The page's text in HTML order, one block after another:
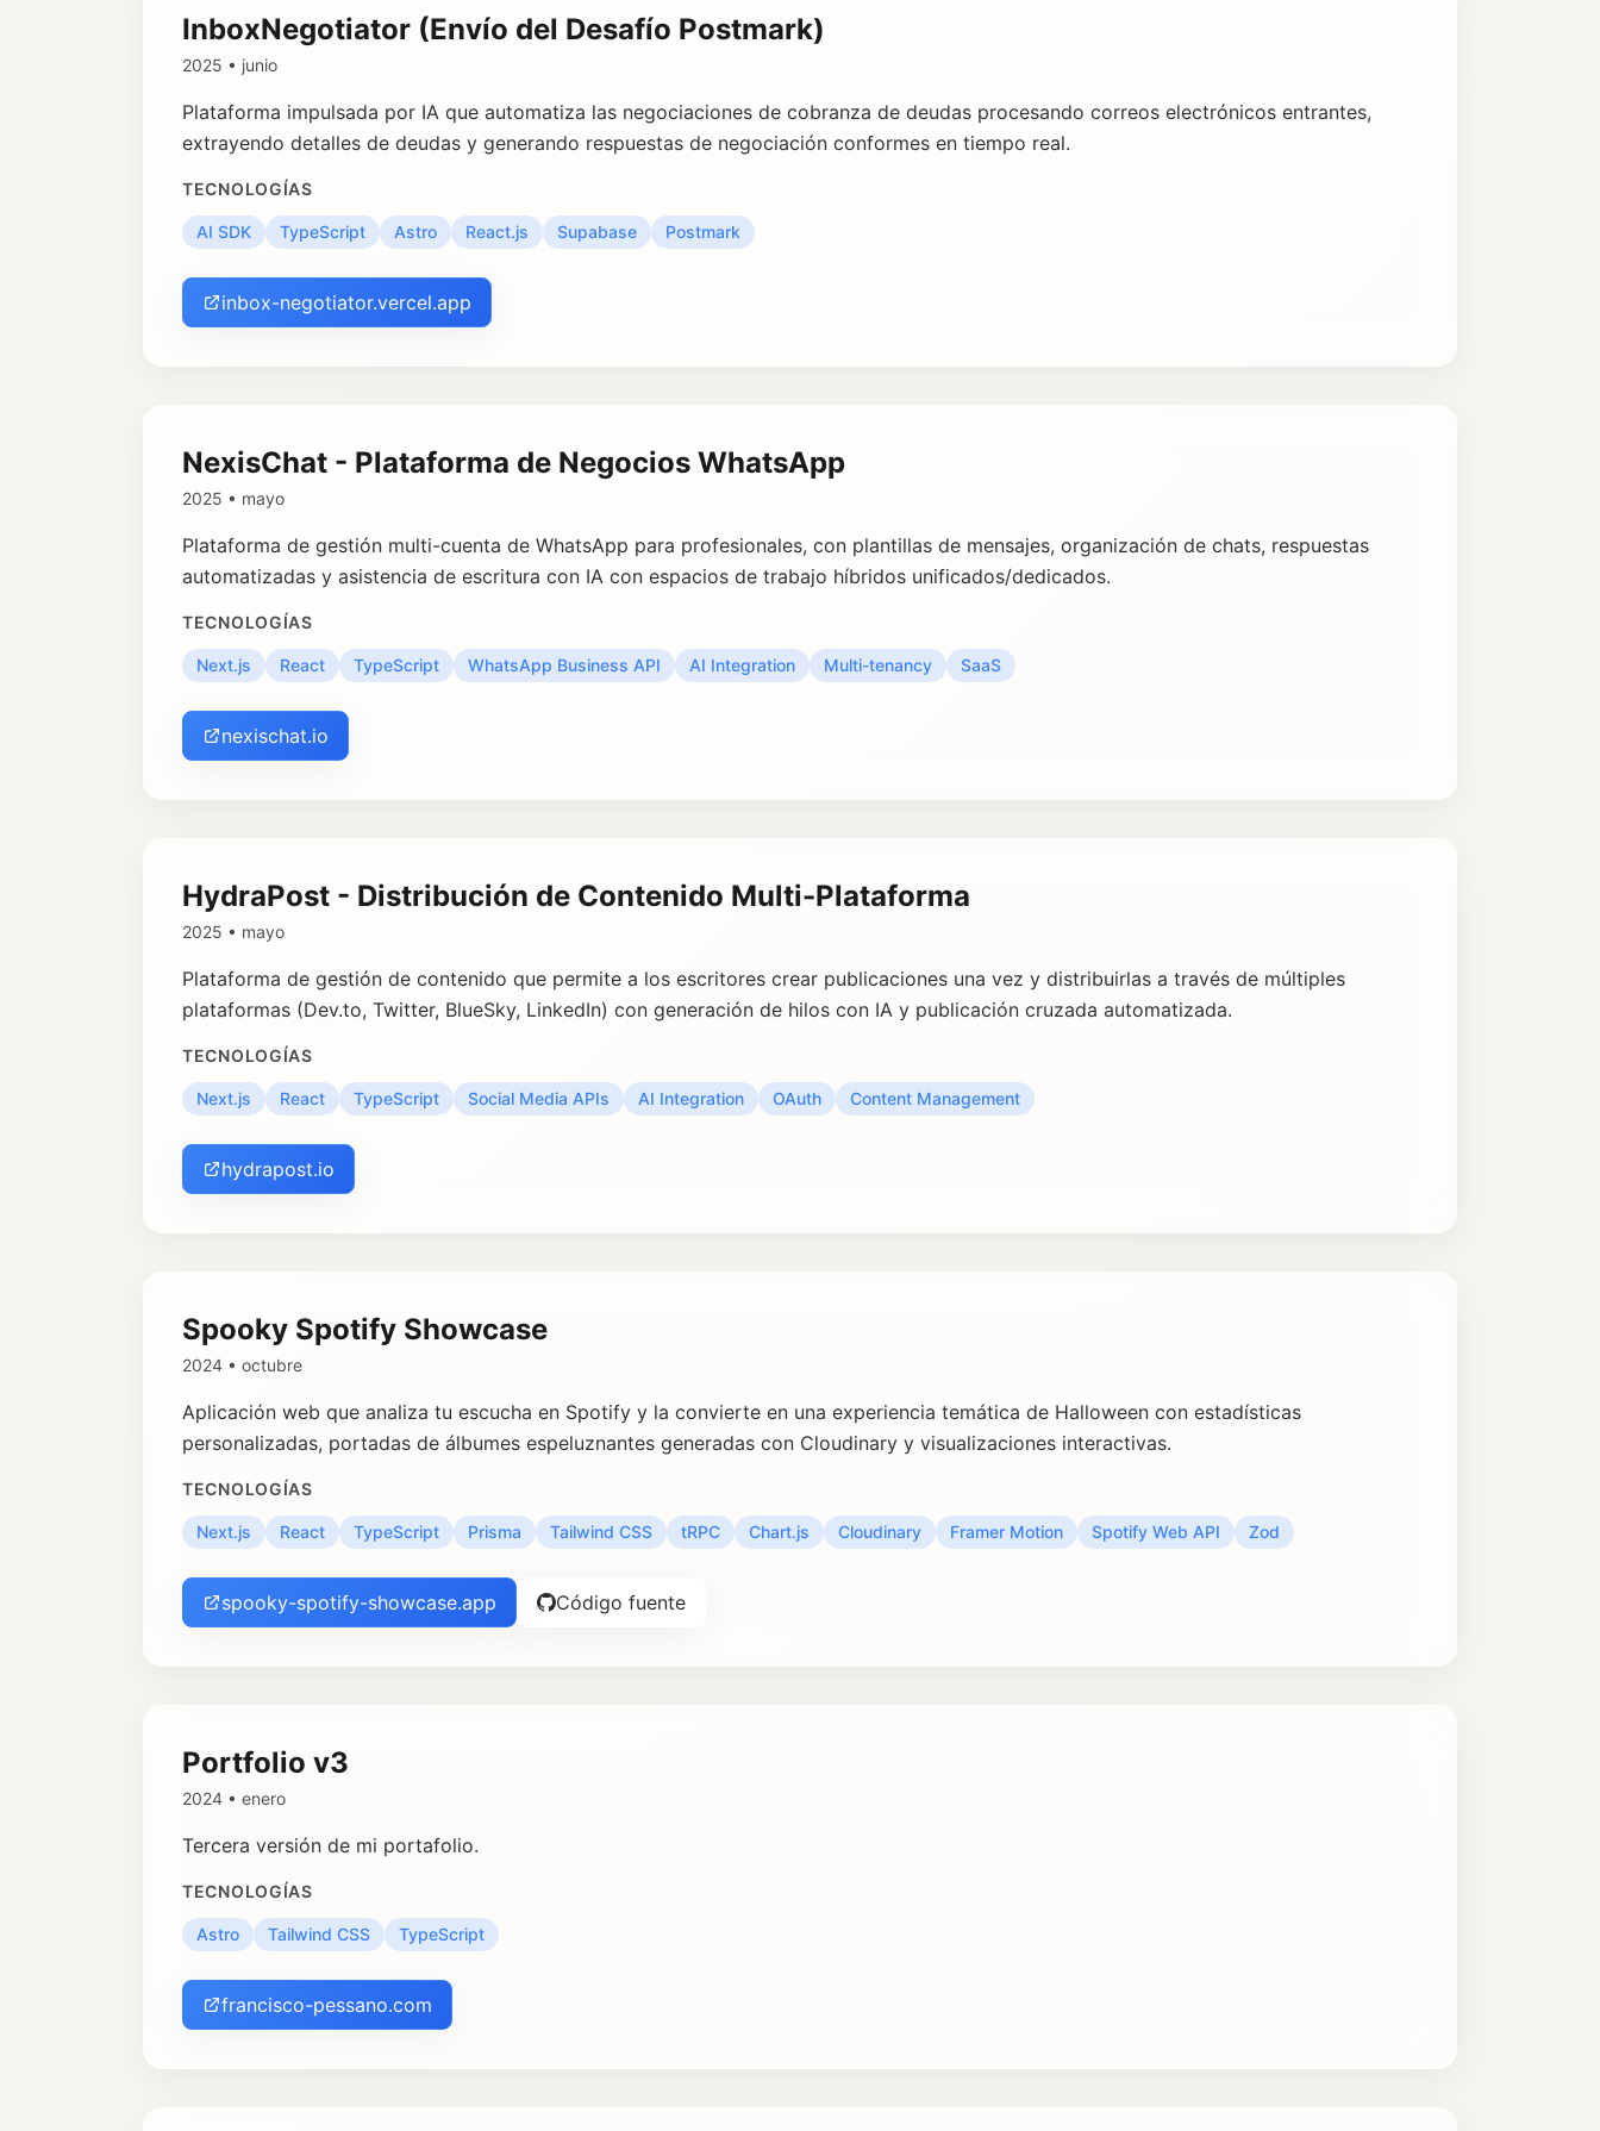
InboxNegotiator (Envío del Desafío Postmark)
2025 • junio
Plataforma impulsada por IA que automatiza las negociaciones de cobranza de deudas procesando correos electrónicos entrantes,
extrayendo detalles de deudas y generando respuestas de negociación conformes en tiempo real.
TECNOLOGÍAS
AI SDK TypeScript Astro React.js Supabase Postmark
inbox-negotiator.vercel.app
NexisChat - Plataforma de Negocios WhatsApp
2025 • mayo
Plataforma de gestión multi-cuenta de WhatsApp para profesionales, con plantillas de mensajes, organización de chats, respuestas
automatizadas y asistencia de escritura con IA con espacios de trabajo híbridos unificados/dedicados.
TECNOLOGÍAS
Next.js React TypeScript WhatsApp Business API AI Integration Multi-tenancy SaaS
nexischat.io
HydraPost - Distribución de Contenido Multi-Plataforma
2025 • mayo
Plataforma de gestión de contenido que permite a los escritores crear publicaciones una vez y distribuirlas a través de múltiples
plataformas (Dev.to, Twitter, BlueSky, LinkedIn) con generación de hilos con IA y publicación cruzada automatizada.
TECNOLOGÍAS
Next.js React TypeScript Social Media APIs AI Integration OAuth Content Management
hydrapost.io
Spooky Spotify Showcase
2024 • octubre
Aplicación web que analiza tu escucha en Spotify y la convierte en una experiencia temática de Halloween con estadísticas
personalizadas, portadas de álbumes espeluznantes generadas con Cloudinary y visualizaciones interactivas.
TECNOLOGÍAS
Next.js React TypeScript Prisma Tailwind CSS tRPC Chart.js Cloudinary Framer Motion Spotify Web API Zod
spooky-spotify-showcase.app Código fuente
Portfolio v3
2024 • enero
Tercera versión de mi portafolio.
TECNOLOGÍAS
Astro Tailwind CSS TypeScript
francisco-pessano.com